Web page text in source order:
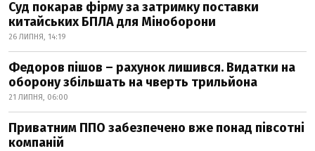
Суд покарав фірму за затримку поставки
китайських БПЛА для Міноборони
26 ЛИПНЯ, 14:19
Федоров пішов – рахунок лишився. Видатки на
оборону збільшать на чверть трильйона
21 ЛИПНЯ, 06:00
Приватним ППО забезпечено вже понад півсотні
компаній